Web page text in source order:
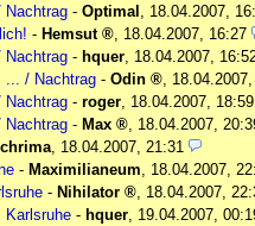
Nachtrag - Optimal , 18.04.2007,
- Hemsut , 18.04.2007, 16:27
Nachtrag - hquer, 18.04.2007,
... / Nachtrag - Odin ,
Nachtrag - roger, 18.04.2007, 18:59
Nachtrag - Max , 18.04.2007,
chrima, 18.04.2007, 21:31
- Maximilianeum, 18.04.2007,
- Nihilator , 18.04.2007,
Karlsruhe - hquer, 19.04.2007,